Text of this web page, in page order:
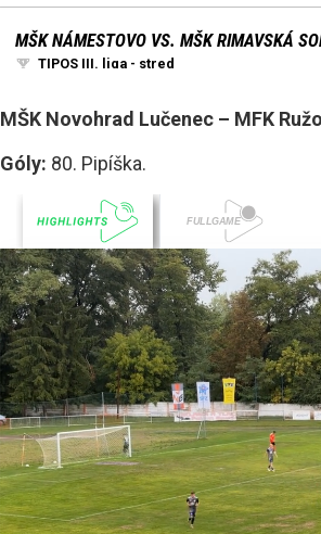
MŠK Novohrad Lučenec – MFK
Góly: 80. Pipíška.